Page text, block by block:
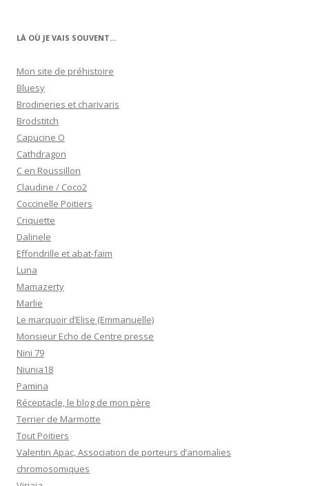
LÀ OÙ JE VAIS SOUVENT…
Mon site de préhistoire
Bluesy
Brodineries et charivaris
Brodstitch
Capucine O
Cathdragon
C en Roussillon
Claudine / Coco2
Coccinelle Poitiers
Criquette
Dalinele
Effondrille et abat-faim
Luna
Mamazerty
Marlie
Le marquoir d’Elise (Emmanuelle)
Monsieur Echo de Centre presse
Nini 79
Niunia18
Pamina
Réceptacle, le blog de mon père
Terrier de Marmotte
Tout Poitiers
Valentin Apac, Association de porteurs d’anomalies
chromosomiques